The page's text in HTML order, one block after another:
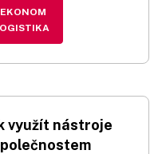
využít nástroje